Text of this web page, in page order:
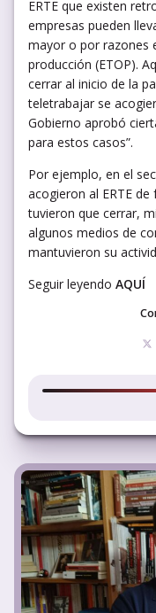
ERTE que existen
empresas pueden
mayor o por razones
producción (ETOP).
cerrar al inicio de la
teletrabajar se
Gobierno aprobó
para estos casos”.
Por ejemplo, en el
acogieron al ERTE
tuvieron que cerrar,
algunos medios de
mantuvieron su
Seguir leyendo AQUÍ